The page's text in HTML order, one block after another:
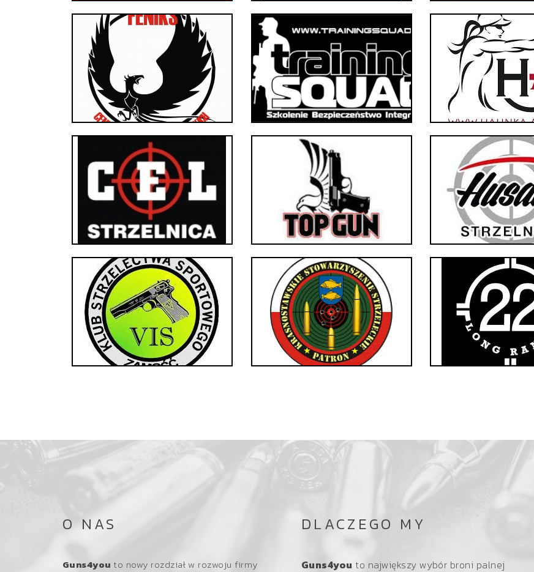
O NAS
Guns4you to nowy rozdział w rozwoju firmy
DLACZEGO MY
Guns4you to największy wybór broni palnej